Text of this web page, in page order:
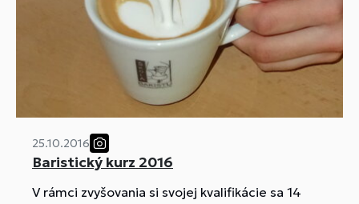
25.10.2016
Baristický kurz 2016
V rámci zvyšovania si svojej kvalifikácie sa 14